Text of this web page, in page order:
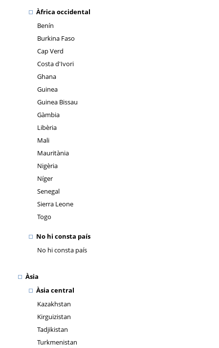
Àfrica occidental
Benín
Burkina Faso
Cap Verd
Costa d'Ivori
Ghana
Guinea
Guinea Bissau
Gàmbia
Libèria
Mali
Mauritània
Nigèria
Níger
Senegal
Sierra Leone
Togo
No hi consta país
No hi consta país
Àsia
Àsia central
Kazakhstan
Kirguizistan
Tadjikistan
Turkmenistan